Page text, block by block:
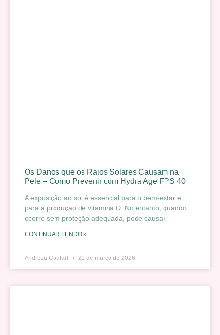
Os Danos que os Raios Solares Causam na
Pele – Como Prevenir com Hydra Age FPS 40
A exposição ao sol é essencial para o bem-estar e
para a produção de vitamina D. No entanto, quando
ocorre sem proteção adequada, pode causar
CONTINUAR LENDO »
Andreza Goulart 21 de março de 2026